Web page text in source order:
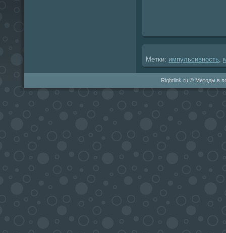
Метки: импульсивность
Rightlink.ru © Методы в